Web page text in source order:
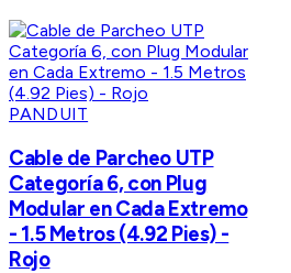
PANDUIT
Cable de Parcheo UTP
Categoría 6, con Plug
Modular en Cada Extremo
- 1.5 Metros (4.92 Pies) -
Rojo